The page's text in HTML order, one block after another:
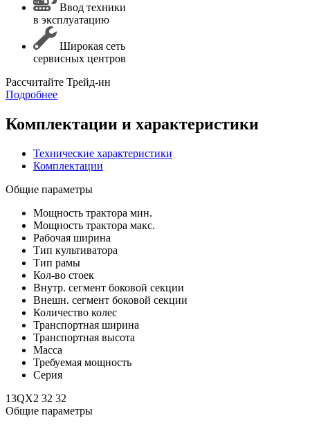
Ввод техники
в эксплуатацию
Широкая сеть
сервисных центров
Раcсчитайте Трейд-ин
Подробнее
Комплектации и характеристики
Технические характеристики
Комплектации
Общие параметры
Мощность трактора мин.
Мощность трактора макс.
Рабочая ширина
Тип культиватора
Тип рамы
Кол-во стоек
Внутр. сегмент боковой секции
Внешн. сегмент боковой секции
Количество колес
Транспортная ширина
Транспортная высота
Масса
Требуемая мощность
Серия
13QX2 32 32
Общие параметры